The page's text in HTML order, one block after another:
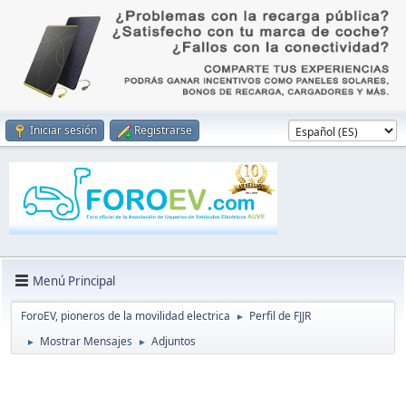
Iniciar sesión Registrarse
Menú Principal
ForoEV, pioneros de la movilidad electrica ► Perfil de FJJR
► Mostrar Mensajes ► Adjuntos